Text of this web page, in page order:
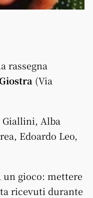
rassegna
(Via
Giallini, Alba
Edoardo Leo,
un gioco: mettere
ricevuti durante